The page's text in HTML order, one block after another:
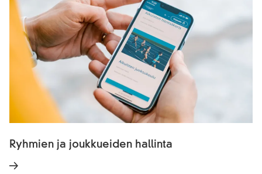
Ryhmien ja joukkueiden hallinta